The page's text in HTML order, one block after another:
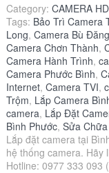
Category: CAMERA
Tags: Bảo Trì Camera
Long, Camera Bù Đăng
Camera Chơn Thành,
Camera Hành Trình,
Camera Phước Bình,
Internet, Camera TVI,
Trộm, Lắp Camera
camera, Lắp Đặt
Bình Phước, Sửa
Lắp đặt camera tại
hệ thống camera. Hãy
Hotline: 0977 333 093